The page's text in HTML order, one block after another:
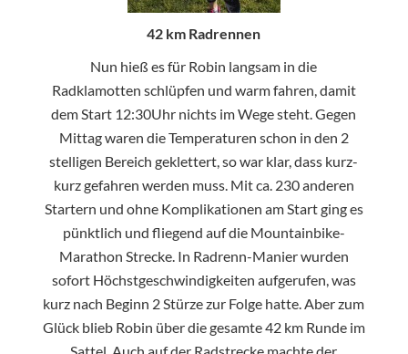
42 km Radrennen
Nun hieß es für Robin langsam in die
Radklamotten schlüpfen und warm fahren, damit
dem Start 12:30Uhr nichts im Wege steht. Gegen
Mittag waren die Temperaturen schon in den 2
stelligen Bereich geklettert, so war klar, dass kurz-
kurz gefahren werden muss. Mit ca. 230 anderen
Startern und ohne Komplikationen am Start ging es
pünktlich und fliegend auf die Mountainbike-
Marathon Strecke. In Radrenn-Manier wurden
sofort Höchstgeschwindigkeiten aufgerufen, was
kurz nach Beginn 2 Stürze zur Folge hatte. Aber zum
Glück blieb Robin über die gesamte 42 km Runde im